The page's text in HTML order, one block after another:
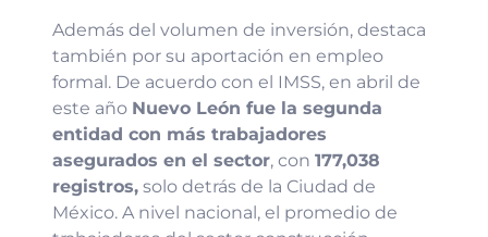
Además del volumen de inversión, destaca
también por su aportación en empleo
formal. De acuerdo con el IMSS, en abril de
este año Nuevo León fue la segunda
entidad con más trabajadores
asegurados en el sector, con 177,038
registros,solo detrás de la Ciudad de
México. A nivel nacional, el promedio de